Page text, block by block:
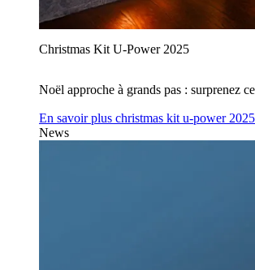
Christmas Kit U‑Power 2025
Noël approche à grands pas : surprenez
En savoir plus christmas kit u‑power 2025
News